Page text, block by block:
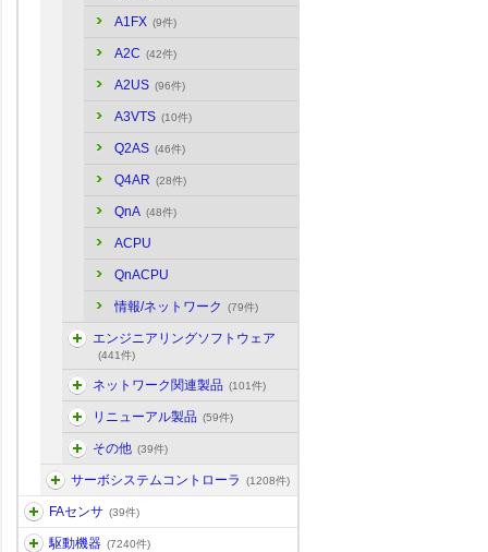
A1FX (9件)
A2C (42件)
A2US (96件)
A3VTS (10件)
Q2AS (46件)
Q4AR (28件)
QnA (48件)
ACPU
QnACPU
情報/ネットワーク (79件)
エンジニアリングソフトウェア
(441件)
ネットワーク関連製品 (101件)
リニューアル製品 (59件)
その他 (39件)
サーボシステムコントローラ (1208件)
FAセンサ (39件)
駆動機器 (7240件)